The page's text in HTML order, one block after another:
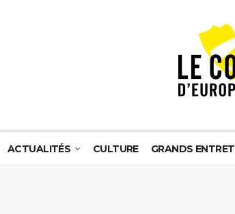
ACTUALITÉS CULTURE GRANDS